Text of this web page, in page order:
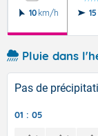
10 km/h 15
Pluie dans
Pas de
01 : 05